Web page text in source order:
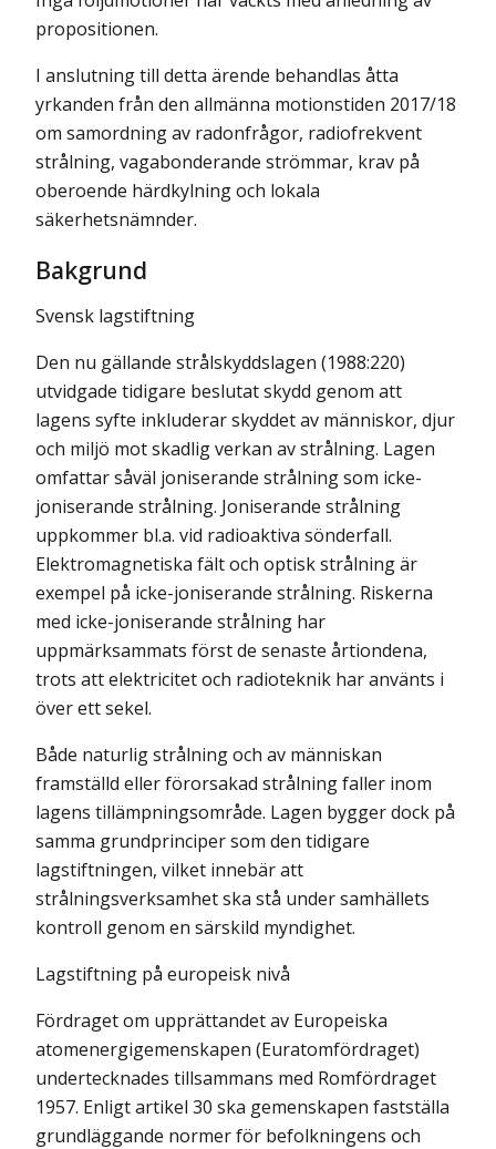
propositionen.
I anslutning till detta ärende behandlas åtta
yrkanden från den allmänna motionstiden 2017/18
om samordning av radonfrågor, radiofrekvent
strålning, vagabonderande strömmar, krav på
oberoende härdkylning och lokala
säkerhetsnämnder.
Bakgrund
Svensk lagstiftning
Den nu gällande strålskyddslagen (1988:220)
utvidgade tidigare beslutat skydd genom att
lagens syfte inkluderar skyddet av människor, djur
och miljö mot skadlig verkan av strålning. Lagen
omfattar såväl joniserande strålning som icke-
joniserande strålning. Joniserande strålning
uppkommer bl.a. vid radioaktiva sönderfall.
Elektromagnetiska fält och optisk strålning är
exempel på icke-joniserande strålning. Riskerna
med icke-joniserande strålning har
uppmärksammats först de senaste årtiondena,
trots att elektricitet och radioteknik har använts i
över ett sekel.
Både naturlig strålning och av människan
framställd eller förorsakad strålning faller inom
lagens tillämpningsområde. Lagen bygger dock på
samma grundprinciper som den tidigare
lagstiftningen, vilket innebär att
strålningsverksamhet ska stå under samhällets
kontroll genom en särskild myndighet.
Lagstiftning på europeisk nivå
Fördraget om upprättandet av Europeiska
atomenergigemenskapen (Euratomfördraget)
undertecknades tillsammans med Romfördraget
1957. Enligt artikel 30 ska gemenskapen fastställa
grundläggande normer för befolkningens och